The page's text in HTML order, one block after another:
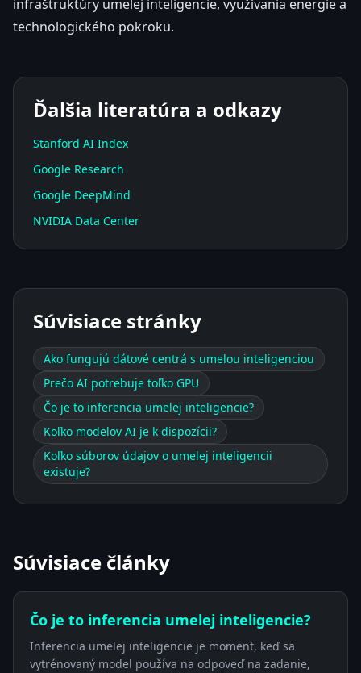
infraštruktúry umelej inteligencie, využívania energie a
technologického pokroku.
Ďalšia literatúra a odkazy
Stanford AI Index
Google Research
Google DeepMind
NVIDIA Data Center
Súvisiace stránky
Ako fungujú dátové centrá s umelou inteligenciou
Prečo AI potrebuje toľko GPU
Čo je to inferencia umelej inteligencie?
Koľko modelov AI je k dispozícii?
Koľko súborov údajov o umelej inteligencii
existuje?
Súvisiace články
Čo je to inferencia umelej inteligencie?
Inferencia umelej inteligencie je moment, keď sa
vytrénovaný model používa na odpoveď na zadanie,